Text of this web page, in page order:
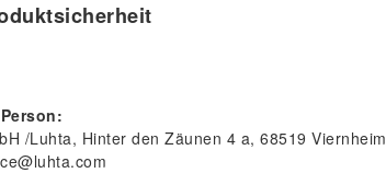
/Luhta Hinter den Zäunen 4 a 68519 Viernheim